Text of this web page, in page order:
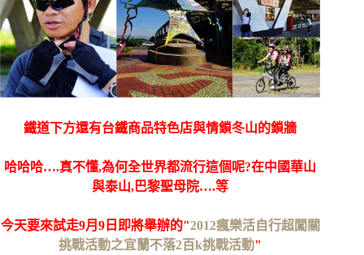
鐵道下方還有台鐵商品特色店與情鎖冬山的鎖牆
哈哈哈….真不懂,為何全世界都流行這個呢?在中國華山
與泰山,巴黎聖母院….等
今天要來試走9月9日即將舉辦的"2012瘋樂活自行超闖關
挑戰活動之宜蘭不落2百k挑戰活動"